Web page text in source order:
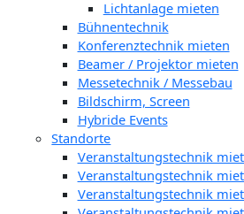
Lichtanlage mieten
Bühnentechnik
Konferenztechnik mieten
Beamer / Projektor mieten
Messetechnik / Messebau
Bildschirm, Screen
Hybride Events
Standorte
Veranstaltungstechnik
Veranstaltungstechnik
Veranstaltungstechnik